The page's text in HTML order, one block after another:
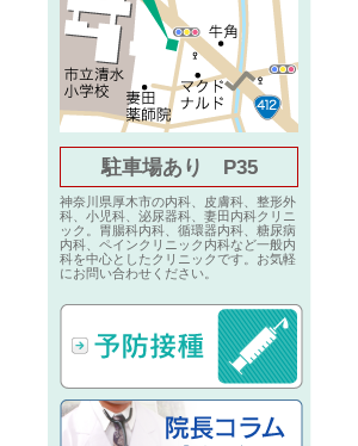
駐車場あり P35
神奈川県厚木市の内科、皮膚科、整形外
科、小児科、泌尿器科、妻田内科クリニ
ック。胃腸科内科、循環器内科、糖尿病
内科、ペインクリニック内科など一般内
科を中心としたクリニックです。お気軽
にお問い合わせください。